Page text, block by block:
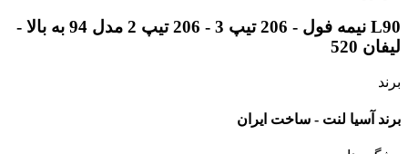
L90 نیمه فول - 206 تیپ 3 - 206 تیپ 2 مدل 94 به بالا -
لیفان 520
برند
برند آسیا لنت - ساخت ایران